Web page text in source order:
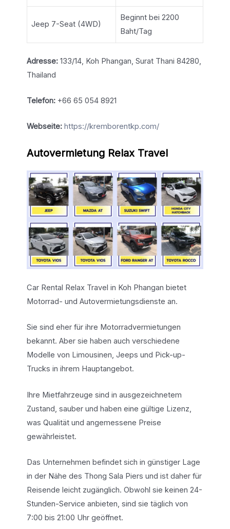
Jeep 7-Seat (4WD)
Beginnt bei 2200
Baht/Tag
Adresse:133/14, Koh Phangan, Surat Thani 84280,
Thailand
Telefon:+66 65 054 8921
Webseite: https://kremborentkp.com/
Autovermietung Relax Travel
Car Rental Relax Travel in Koh Phangan bietet
Motorrad- und Autovermietungsdienste an.
Sie sind eher für ihre Motorradvermietungen
bekannt. Aber sie haben auch verschiedene
Modelle von Limousinen, Jeeps und Pick-up-
Trucks in ihrem Hauptangebot.
Ihre Mietfahrzeuge sind in ausgezeichnetem
Zustand, sauber und haben eine gültige Lizenz,
was Qualität und angemessene Preise
gewährleistet.
Das Unternehmen befindet sich in günstiger Lage
in der Nähe des Thong Sala Piers und ist daher für
Reisende leicht zugänglich. Obwohl sie keinen 24-
Stunden-Service anbieten, sind sie täglich von
7:00 bis 21:00 Uhr geöffnet.